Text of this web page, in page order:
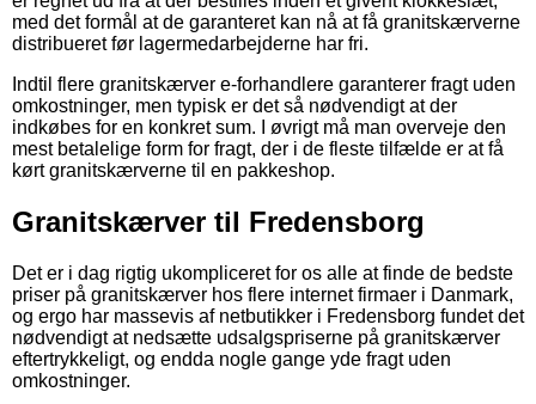
med det formål at de garanteret kan nå at få granitskærverne
distribueret før lagermedarbejderne har fri.
Indtil flere granitskærver e-forhandlere garanterer fragt uden
omkostninger, men typisk er det så nødvendigt at der
indkøbes for en konkret sum. I øvrigt må man overveje den
mest betalelige form for fragt, der i de fleste tilfælde er at få
kørt granitskærverne til en pakkeshop.
Granitskærver til Fredensborg
Det er i dag rigtig ukompliceret for os alle at finde de bedste
priser på granitskærver hos flere internet firmaer i Danmark,
og ergo har massevis af netbutikker i Fredensborg fundet det
nødvendigt at nedsætte udsalgspriserne på granitskærver
eftertrykkeligt, og endda nogle gange yde fragt uden
omkostninger.